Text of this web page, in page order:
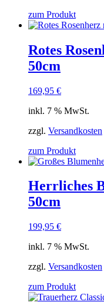
zum Produkt
Rotes
50cm
169,95 €
inkl. 7 % MwSt.
zzgl. Versandkosten
zum Produkt
Herrliches
50cm
199,95 €
inkl. 7 % MwSt.
zzgl. Versandkosten
zum Produkt